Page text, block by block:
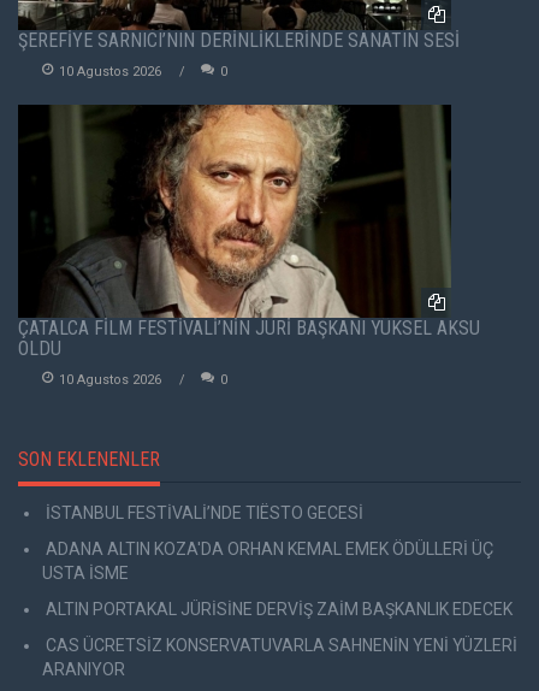
ŞEREFİYE SARNICI’NIN DERİNLİKLERİNDE SANATIN SESİ
10 Agustos 2026 0
ÇATALCA FİLM FESTİVALİ’NİN JÜRİ BAŞKANI YÜKSEL AKSU
OLDU
10 Agustos 2026 0
SON EKLENENLER
İSTANBUL FESTİVALİ’NDE TIËSTO GECESİ
ADANA ALTIN KOZA'DA ORHAN KEMAL EMEK ÖDÜLLERİ ÜÇ
USTA İSME
ALTIN PORTAKAL JÜRİSİNE DERVİŞ ZAİM BAŞKANLIK EDECEK
CAS ÜCRETSİZ KONSERVATUVARLA SAHNENİN YENİ YÜZLERİ
ARANIYOR